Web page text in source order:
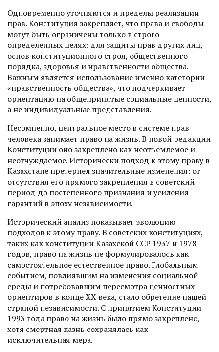
Одновременно уточняются и пределы реализации
прав. Конституция закрепляет, что права и свободы
могут быть ограничены только в строго
определенных целях: для защиты прав других лиц,
основ конституционного строя, общественного
порядка, здоровья и нравственности общества.
Важным является использование именно категории
«нравственность общества», что подчеркивает
ориентацию на общепринятые социальные ценности,
а не индивидуальные представления.
Несомненно, центральное место в системе прав
человека занимает право на жизнь. В новой редакции
Конституции оно закреплено как неотъемлемое и
неотчуждаемое. Исторически подход к этому праву в
Казахстане претерпел значительные изменения: от
отсутствия его прямого закрепления в советский
период до постепенного признания и усиления
гарантий в эпоху независимости.
Исторический анализ показывает эволюцию
подходов к этому праву. В советских конституциях,
таких как конституции Казахской ССР 1937 и 1978
годов, право на жизнь не формулировалось как
самостоятельное естественное право. Глобальным
событием, повлиявшим на изменения социальной
среды и потребовавшим пересмотра ценностных
ориентиров в конце ХХ века, стало обретение нашей
страной независимости. С принятием Конституции
1993 года право на жизнь было прямо закреплено,
хотя смертная казнь сохранялась как
исключительная мера.